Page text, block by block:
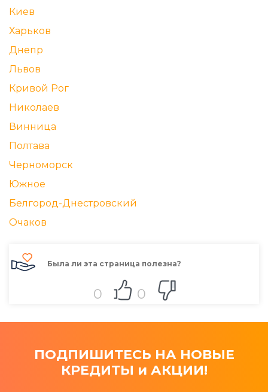
Киев
Харьков
Днепр
Львов
Кривой Рог
Николаев
Винница
Полтава
Черноморск
Южное
Белгород-Днестровский
Очаков
Была ли эта страница полезна?
0 0
ПОДПИШИТЕСЬ НА НОВЫЕ
КРЕДИТЫ и АКЦИИ!